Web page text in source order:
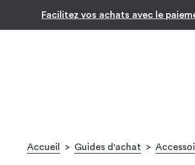
avec le paiement en 10x
Accueil > Guides d'achat >